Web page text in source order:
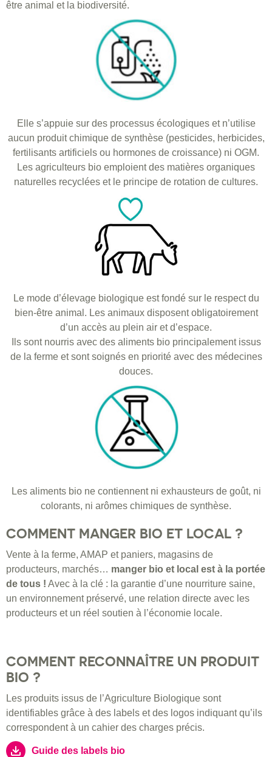
être animal et la biodiversité.
Elle s’appuie sur des processus écologiques et n’utilise
aucun produit chimique de synthèse (pesticides, herbicides,
fertilisants artificiels ou hormones de croissance) ni OGM.
Les agriculteurs bio emploient des matières organiques
naturelles recyclées et le principe de rotation de cultures.
Le mode d’élevage biologique est fondé sur le respect du
bien-être animal. Les animaux disposent obligatoirement
d’un accès au plein air et d’espace.
Ils sont nourris avec des aliments bio principalement issus
de la ferme et sont soignés en priorité avec des médecines
douces.
Les aliments bio ne contiennent ni exhausteurs de goût, ni
colorants, ni arômes chimiques de synthèse.
COMMENT MANGER BIO ET LOCAL ?
Vente à la ferme, AMAP et paniers, magasins de
producteurs, marchés… manger bio et local est à la portée
de tous ! Avec à la clé : la garantie d’une nourriture saine,
un environnement préservé, une relation directe avec les
producteurs et un réel soutien à l’économie locale.
COMMENT RECONNAÎTRE UN PRODUIT
BIO ?
Les produits issus de l’Agriculture Biologique sont
identifiables grâce à des labels et des logos indiquant qu’ils
correspondent à un cahier des charges précis.
Guide des labels bio